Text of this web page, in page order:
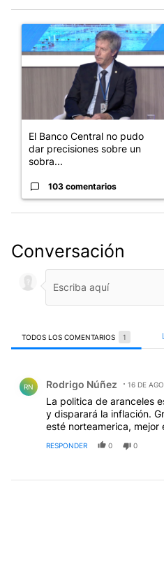
Un artículo de tendencia con
El Banco Central no pudo
dar precisiones sobre un
sobra...
103 comentarios
Conversación
TODOS LOS COMENTARIOS 1
RN Rodrigo Núñez 16 DE
La politica de aranceles
y disparará la inflación.
esté norteamerica, mejor
RESPONDER 0 0